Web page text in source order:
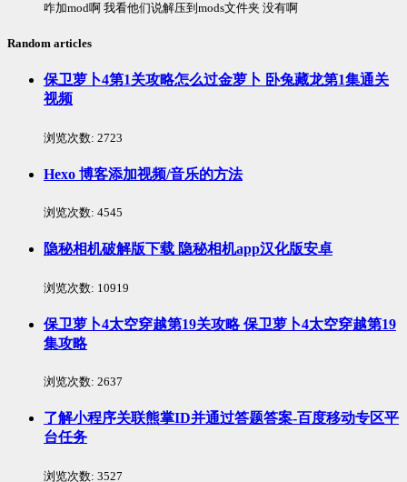
咋加mod啊 我看他们说解压到mods文件夹 没有啊
Random articles
保卫萝卜4第1关攻略怎么过金萝卜 卧兔藏龙第1集通关
视频
浏览次数: 2723
Hexo 博客添加视频/音乐的方法
浏览次数: 4545
隐秘相机破解版下载 隐秘相机app汉化版安卓
浏览次数: 10919
保卫萝卜4太空穿越第19关攻略 保卫萝卜4太空穿越第19
集攻略
浏览次数: 2637
了解小程序关联熊掌ID并通过答题答案-百度移动专区平
台任务
浏览次数: 3527